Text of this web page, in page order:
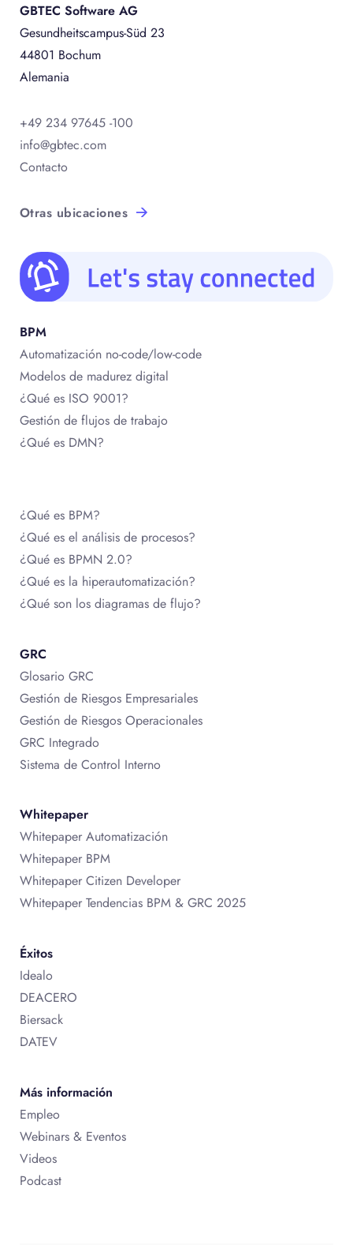
GBTEC Software AG
Gesundheitscampus-Süd 23
44801 Bochum
Alemania
+49 234 97645 -100
info@gbtec.com
Contacto
Otras ubicaciones
BPM
Automatización no-code/low-code
Modelos de madurez digital
¿Qué es ISO 9001?
Gestión de flujos de trabajo
¿Qué es DMN?
¿Qué es BPM?
¿Qué es el análisis de procesos?
¿Qué es BPMN 2.0?
¿Qué es la hiperautomatización?
¿Qué son los diagramas de flujo?
GRC
Glosario GRC
Gestión de Riesgos Empresariales
Gestión de Riesgos Operacionales
GRC Integrado
Sistema de Control Interno
Whitepaper
Whitepaper Automatización
Whitepaper BPM
Whitepaper Citizen Developer
Whitepaper Tendencias BPM & GRC 2025
Éxitos
Idealo
DEACERO
Biersack
DATEV
Más información
Empleo
Webinars & Eventos
Videos
Podcast